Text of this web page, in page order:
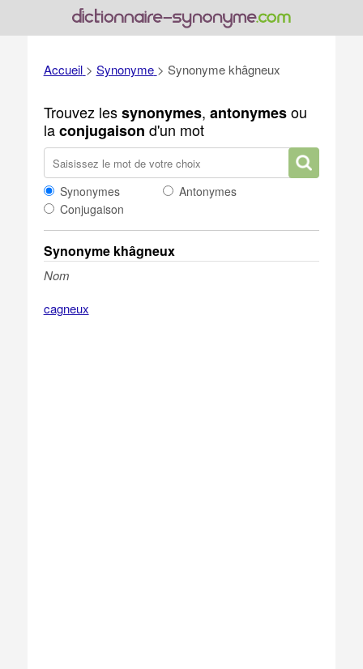
Accueil > Synonyme > Synonyme khâgneux
Trouvez lessynonymes, antonymesou
laconjugaison d'un mot
Synonymes
Antonymes
Conjugaison
Synonyme khâgneux
Nom
cagneux